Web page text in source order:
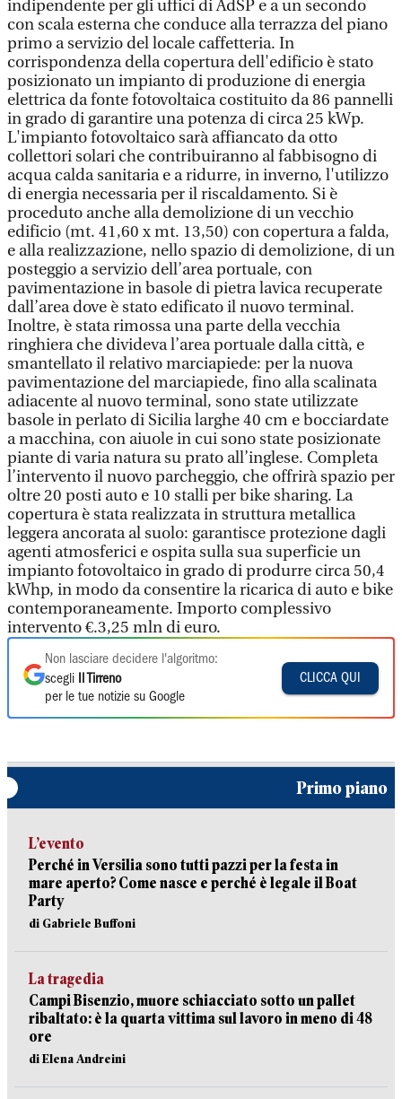
indipendente per gli uffici di AdSP e a un secondo
con scala esterna che conduce alla terrazza del piano
primo a servizio del locale caffetteria. In
corrispondenza della copertura dell'edificio è stato
posizionato un impianto di produzione di energia
elettrica da fonte fotovoltaica costituito da 86 pannelli
in grado di garantire una potenza di circa 25 kWp.
L'impianto fotovoltaico sarà affiancato da otto
collettori solari che contribuiranno al fabbisogno di
acqua calda sanitaria e a ridurre, in inverno, l'utilizzo
di energia necessaria per il riscaldamento. Si è
proceduto anche alla demolizione di un vecchio
edificio (mt. 41,60 x mt. 13,50) con copertura a falda,
e alla realizzazione, nello spazio di demolizione, di un
posteggio a servizio dell’area portuale, con
pavimentazione in basole di pietra lavica recuperate
dall’area dove è stato edificato il nuovo terminal.
Inoltre, è stata rimossa una parte della vecchia
ringhiera che divideva l’area portuale dalla città, e
smantellato il relativo marciapiede: per la nuova
pavimentazione del marciapiede, fino alla scalinata
adiacente al nuovo terminal, sono state utilizzate
basole in perlato di Sicilia larghe 40 cm e bocciardate
a macchina, con aiuole in cui sono state posizionate
piante di varia natura su prato all’inglese. Completa
l’intervento il nuovo parcheggio, che offrirà spazio per
oltre 20 posti auto e 10 stalli per bike sharing. La
copertura è stata realizzata in struttura metallica
leggera ancorata al suolo: garantisce protezione dagli
agenti atmosferici e ospita sulla sua superficie un
impianto fotovoltaico in grado di produrre circa 50,4
kWhp, in modo da consentire la ricarica di auto e bike
contemporaneamente. Importo complessivo
intervento €.3,25 mln di euro.
Non lasciare decidere l'algoritmo:
scegli
Il Tirreno
per le tue notizie su Google
CLICCA QUI
Primo piano
L’evento
Perché in Versilia sono tutti pazzi per la festa in
mare aperto? Come nasce e perché è legale il Boat
Party
di Gabriele Buffoni
La tragedia
Campi Bisenzio, muore schiacciato sotto un pallet
ribaltato: è la quarta vittima sul lavoro in meno di 48
ore
di Elena Andreini